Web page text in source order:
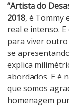
“Artista do
2018, é Tommy
real e intenso. E
para viver outro
se
explica
abordados. E é
que somos
homenagem